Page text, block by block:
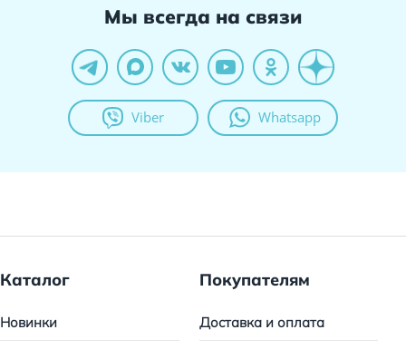
Мы всегда на связи
Viber Whatsapp
Каталог
Новинки
Покупателям
Доставка и оплата